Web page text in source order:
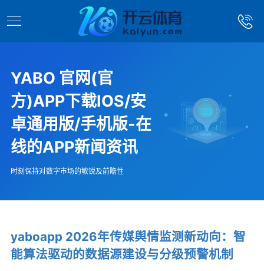
YABO 官网(官
方)APP下载IOS/安
卓通用版/手机版-在
线的APP新闻资讯
时刻保持对数字市场的敏锐及前瞻性
yaboapp 2026年传媒舆情监测新动向：智
能算法驱动的数据源建设与分级预警机制